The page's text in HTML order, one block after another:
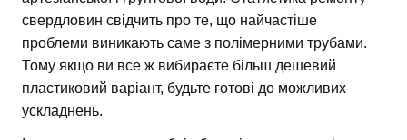
свердловин свідчить про те, що найчастіше
проблеми виникають саме з полімерними трубами.
Тому якщо ви все ж вибираєте більш дешевий
пластиковий варіант, будьте готові до можливих
ускладнень.